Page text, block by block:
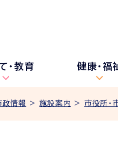
・教育 健康・福
政情報 > 施設案内 > 市役所・